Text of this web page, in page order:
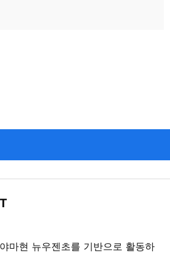
마현 뉴우젠초를 기반으로 활동하